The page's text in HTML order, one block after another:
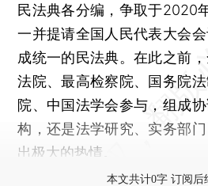
民法典各分编，争取于2020
一并提请全国人民代表大会
成统一的民法典。在此之前
法院、最高检察院、国务院
院、中国法学会参与，组成
构，还是法学研究、实务部
出极大的热情。
本文共计0字 订阅后